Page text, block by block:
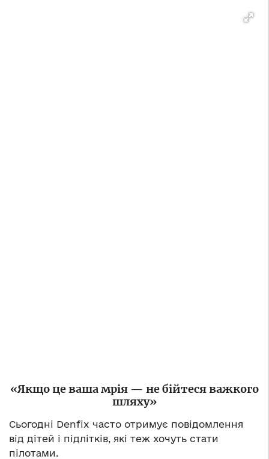
«Якщо це ваша мрія — не бійтеся важкого
шляху»
Сьогодні Denfix часто отримує повідомлення
від дітей і підлітків, які теж хочуть стати
пілотами.